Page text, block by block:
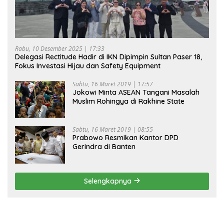
Rabu, 10 Desember 2025 | 17:33
Delegasi Rectitude Hadir di IKN Dipimpin Sultan Paser 18,
Fokus Investasi Hijau dan Safety Equipment
Sabtu, 16 Maret 2019 | 17:57
Jokowi Minta ASEAN Tangani Masalah
Muslim Rohingya di Rakhine State
Sabtu, 16 Maret 2019 | 08:55
Prabowo Resmikan Kantor DPD
Gerindra di Banten
Selengkapnya